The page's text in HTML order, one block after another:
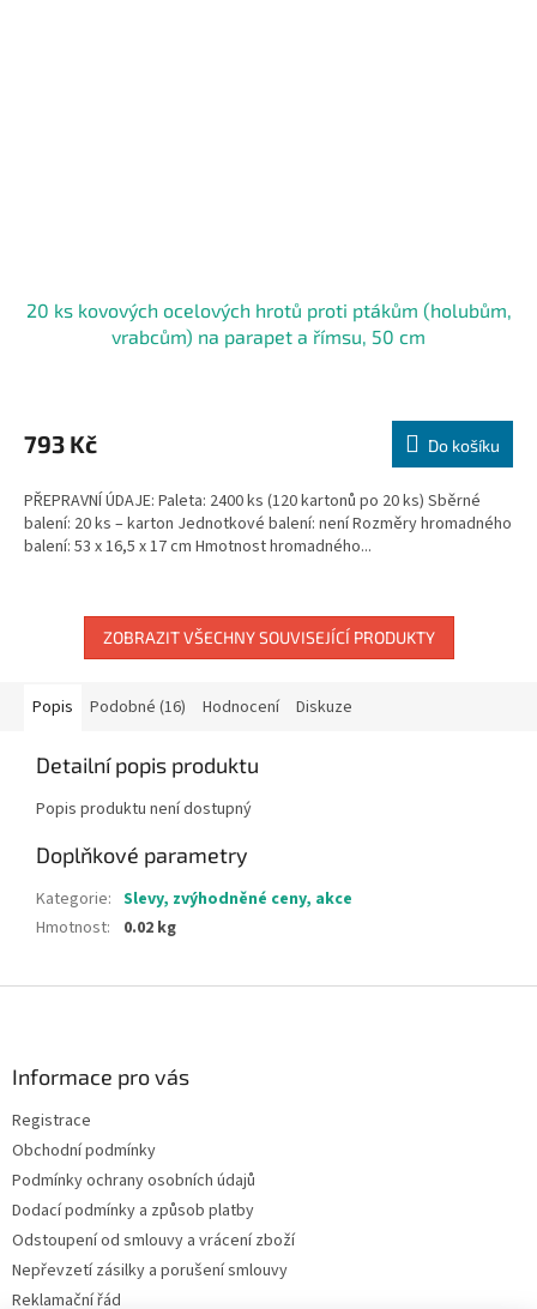
20 ks kovových ocelových hrotů proti ptákům (holubům,
vrabcům) na parapet a římsu, 50 cm
793 Kč Do košíku
PŘEPRAVNÍ ÚDAJE: Paleta: 2400 ks (120 kartonů po 20 ks) Sběrné
balení: 20 ks – karton Jednotkové balení: není Rozměry hromadného
balení: 53 x 16,5 x 17 cm Hmotnost hromadného...
ZOBRAZIT VŠECHNY SOUVISEJÍCÍ PRODUKTY
Popis Podobné (16) Hodnocení Diskuze
Detailní popis produktu
Popis produktu není dostupný
Doplňkové parametry
Kategorie: Slevy, zvýhodněné ceny, akce
Hmotnost: 0.02 kg
Informace pro vás
Registrace
Obchodní podmínky
Podmínky ochrany osobních údajů
Dodací podmínky a způsob platby
Odstoupení od smlouvy a vrácení zboží
Nepřevzetí zásilky a porušení smlouvy
Reklamační řád